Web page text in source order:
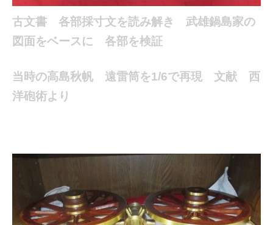
古文書 各部採寸文を読み解き 武雄鍋島家の
図面をベースに 各部を検証
当時の高島秋帆 遠雷筒を1/6で再現 文献 西
洋砲術より